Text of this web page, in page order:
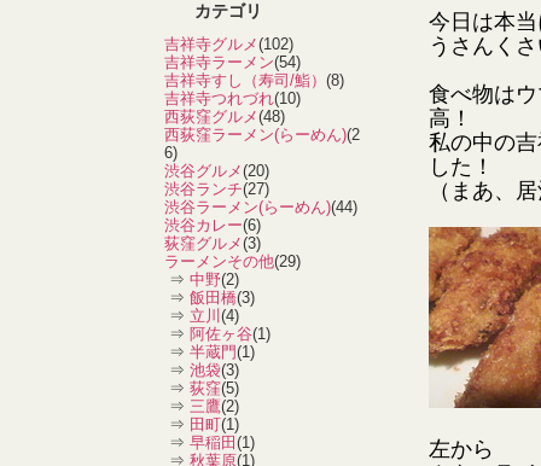
カテゴリ
吉祥寺グルメ(102)
吉祥寺ラーメン(54)
吉祥寺すし（寿司/鮨） (8)
吉祥寺つれづれ(10)
西荻窪グルメ(48)
西荻窪ラーメン(らーめん)(2
6)
渋谷グルメ(20)
渋谷ランチ(27)
渋谷ラーメン(らーめん)(44)
渋谷カレー(6)
荻窪グルメ(3)
ラーメンその他(29)
⇒ 中野(2)
⇒ 飯田橋(3)
⇒ 立川 (4)
⇒ 阿佐ヶ谷(1)
⇒ 半蔵門(1)
⇒ 池袋(3)
⇒ 荻窪(5)
⇒ 三鷹(2)
⇒ 田町(1)
⇒ 早稲田 (1)
⇒ 秋葉原(1)
今日は本
うさんく
食べ物は
高！
私の中の
した！
（まあ、
左から